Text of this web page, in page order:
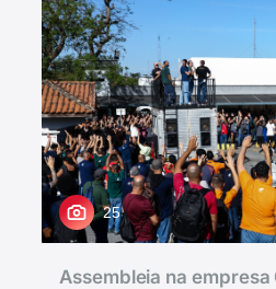
25
Assembleia na empresa